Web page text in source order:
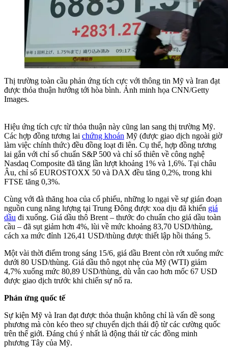
Thị trường toàn cầu phản ứng tích cực với thông tin Mỹ và Iran đạt
được thỏa thuận hướng tới hòa bình. Ảnh minh họa CNN/Getty
Images.
Hiệu ứng tích cực từ thỏa thuận này cũng lan sang thị trường Mỹ.
Các hợp đồng tương lai chứng khoán Mỹ (được giao dịch ngoài giờ
làm việc chính thức) đều đồng loạt đi lên. Cụ thể, hợp đồng tương
lai gắn với chỉ số chuẩn S&P 500 và chỉ số thiên về công nghệ
Nasdaq Composite đã tăng lần lượt khoảng 1% và 1,6%. Tại châu
Âu, chỉ số EUROSTOXX 50 và DAX đều tăng 0,2%, trong khi
FTSE tăng 0,3%.
Cùng với đà thăng hoa của cổ phiếu, những lo ngại về sự gián đoạn
nguồn cung năng lượng tại Trung Đông được xoa dịu đã khiến giá
dầu đi xuống. Giá dầu thô Brent – thước đo chuẩn cho giá dầu toàn
cầu – đã sụt giảm hơn 4%, lùi về mức khoảng 83,70 USD/thùng,
cách xa mức đỉnh 126,41 USD/thùng được thiết lập hồi tháng 5.
Một vài thời điểm trong sáng 15/6, giá dầu Brent còn rớt xuống mức
dưới 80 USD/thùng. Giá dầu thô ngọt nhẹ của Mỹ (WTI) giảm
4,7% xuống mức 80,89 USD/thùng, dù vẫn cao hơn mốc 67 USD
được giao dịch trước khi chiến sự nổ ra.
Phản ứng quốc tế
Sự kiện Mỹ và Iran đạt được thỏa thuận không chỉ là vấn đề song
phương mà còn kéo theo sự chuyển dịch thái độ từ các cường quốc
trên thế giới. Đáng chú ý nhất là động thái từ các đồng minh
phương Tây của Mỹ.